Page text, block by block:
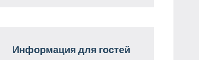
Информация для гостей